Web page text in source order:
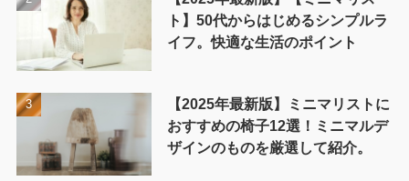
ト】50代からはじめるシンプルラ
イフ。快適な生活のポイント
【2025年最新版】ミニマリストに
おすすめの椅子12選！ミニマルデ
ザインのものを厳選して紹介。